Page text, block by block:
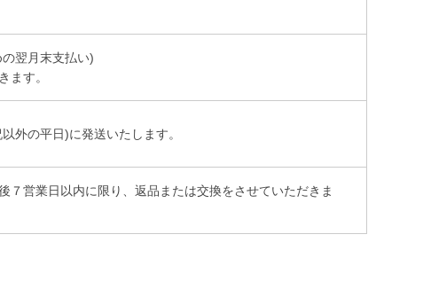
翌月末支払い)
ます。
外の平日)に発送いたします。
７営業日以内に限り、返品または交換をさせていただきま